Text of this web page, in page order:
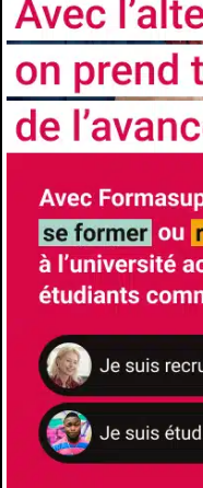
gestion (5 cr)
Prompt
Modélisation des
Marketing
Applications
BCC 4 :
des
cadre collaboratif
Projet collaboratif
Projet
Immersion